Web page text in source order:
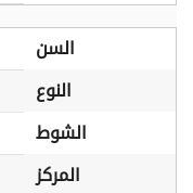
السن
النوع
الشوط
المركز